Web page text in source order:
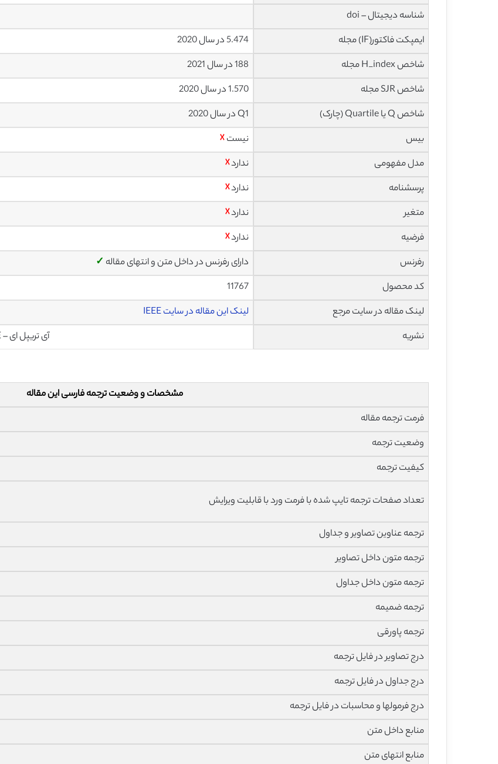
شناسه دیجیتال – doi
ایمپکت فاکتور(IF) مجله
5.474 در سال 2020
شاخص H_index مجله
188 در سال 2021
شاخص SJR مجله
1.570 در سال 2020
شاخص Q یا Quartile (چارک)
Q1 در سال 2020
بیس
نیست☓
مدل مفهومی
ندارد☓
پرسشنامه
ندارد☓
متغیر
ندارد☓
فرضیه
ندارد☓
رفرنس
دارای رفرنس در داخل متن و انتهای مقاله ✓
کد محصول
11767
لینک مقاله در سایت مرجع
لینک این مقاله در سایت IEEE
نشریه
آی تریپل ای – IEEE
مشخصات و وضعیت ترجمه فارسی این مقاله
فرمت ترجمه مقاله
وضعیت ترجمه
کیفیت ترجمه
تعداد صفحات ترجمه تایپ شده با فرمت ورد با قابلیت ویرایش
ترجمه عناوین تصاویر و جداول
ترجمه متون داخل تصاویر
ترجمه متون داخل جداول
ترجمه ضمیمه
ترجمه پاورقی
درج تصاویر در فایل ترجمه
درج جداول در فایل ترجمه
درج فرمولها و محاسبات در فایل ترجمه
منابع داخل متن
منابع انتهای متن